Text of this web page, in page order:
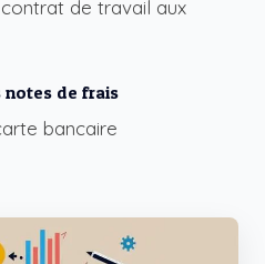
de travail aux
notes de frais
bancaire